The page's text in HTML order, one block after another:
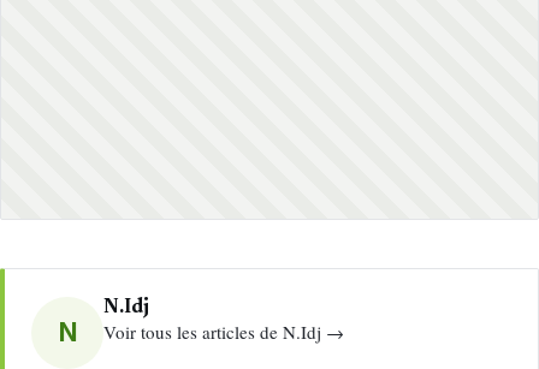
N
N.Idj
Voir tous les articles de N.Idj →